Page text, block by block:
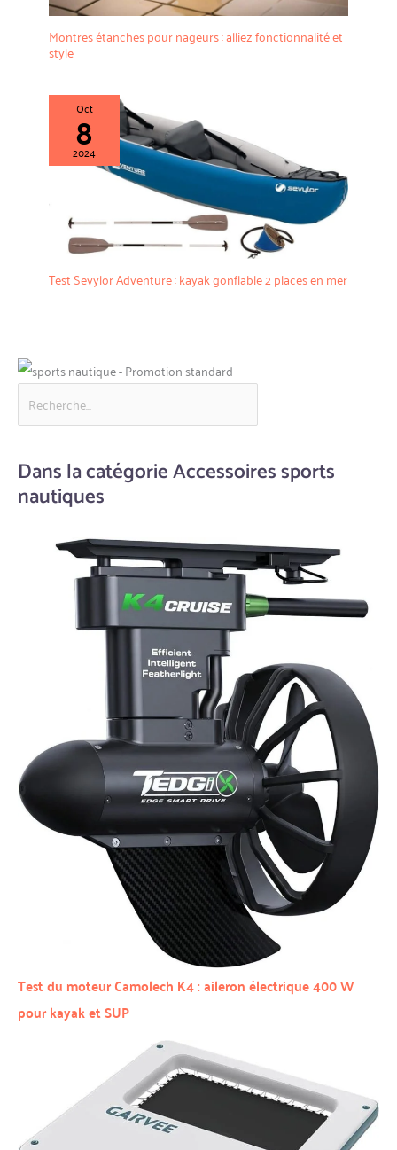
Montres étanches pour nageurs : alliez fonctionnalité et
style
Oct
8
2024
Test Sevylor Adventure : kayak gonflable 2 places en mer
Dans la catégorie Accessoires sports
nautiques
Test du moteur Camolech K4 : aileron électrique 400 W
pour kayak et SUP